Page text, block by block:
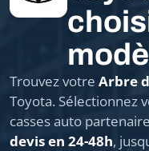
Trouvez votre Arbre
Toyota. Sélectionnez
casses auto
devis en 24-48h,